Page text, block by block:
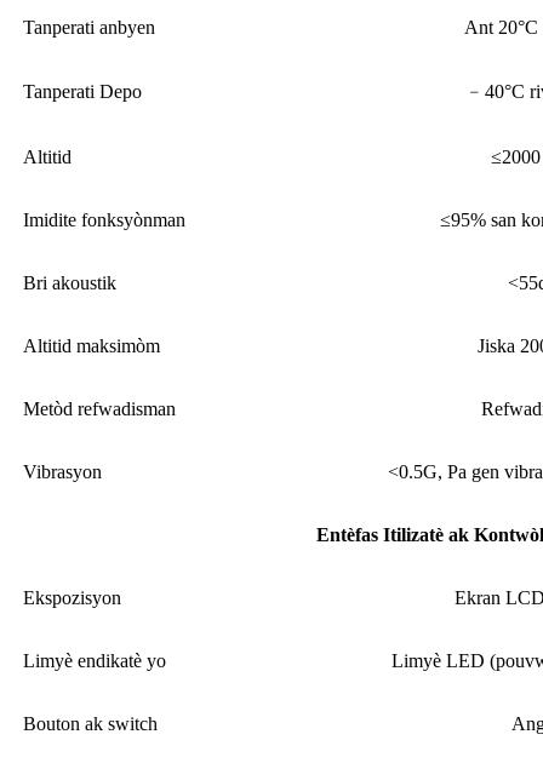
Tanperati anbyen Ant 20°C
Tanperati Depo ﹣40°C
Altitid
Imidite fonksyònman ≤95% san
Bri akoustik
Altitid maksimòm Jiska
Metòd refwadisman
Vibrasyon <0.5G, Pa gen
Entèfas Itilizatè ak Kontwòl
Ekspozisyon Ekran
Limyè endikatè yo Limyè LED
Bouton ak switch